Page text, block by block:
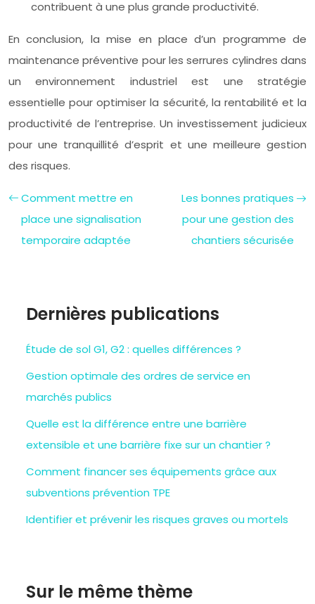
contribuent à une plus grande productivité.
En conclusion, la mise en place d’un programme de
maintenance préventive pour les serrures cylindres dans
un environnement industriel est une stratégie
essentielle pour optimiser la sécurité, la rentabilité et la
productivité de l’entreprise. Un investissement judicieux
pour une tranquillité d’esprit et une meilleure gestion
des risques.
Comment mettre en
place une signalisation
temporaire adaptée
Les bonnes pratiques
pour une gestion des
chantiers sécurisée
Dernières publications
Étude de sol G1, G2 : quelles différences ?
Gestion optimale des ordres de service en
marchés publics
Quelle est la différence entre une barrière
extensible et une barrière fixe sur un chantier ?
Comment financer ses équipements grâce aux
subventions prévention TPE
Identifier et prévenir les risques graves ou mortels
Sur le même thème